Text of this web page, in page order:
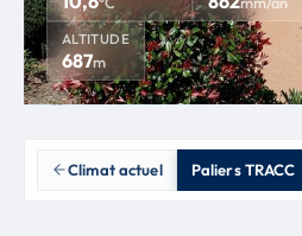
ALTITUDE
687m
Climat actuel Paliers TRACC